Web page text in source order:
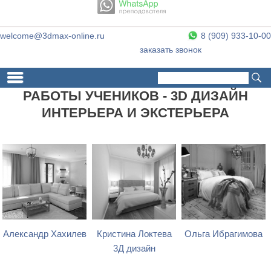
welcome@3dmax-online.ru
8 (909) 933-10-00
заказать звонок
РАБОТЫ УЧЕНИКОВ - 3D ДИЗАЙН
ИНТЕРЬЕРА И ЭКСТЕРЬЕРА
Александр Хахилев
Кристина Локтева
3Д дизайн
Ольга Ибрагимова